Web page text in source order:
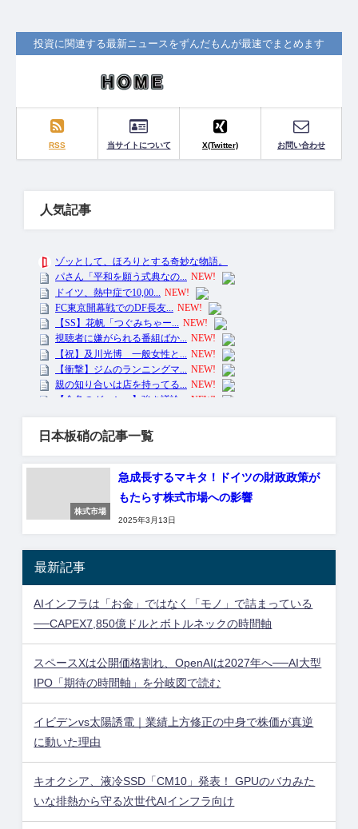
投資に関連する最新ニュースをずんだもんが最速でまとめます
RSS 当サイトについて X(Twitter) お問い合わせ
人気記事
日本板硝の記事一覧
株式市場
急成長するマキタ！ドイツの財政政策が
もたらす株式市場への影響
2025年3月13日
最新記事
AIインフラは「お金」ではなく「モノ」で詰まっている
──CAPEX7,850億ドルとボトルネックの時間軸
スペースXは公開価格割れ、OpenAIは2027年へ──AI大型
IPO「期待の時間軸」を分岐図で読む
イビデンvs太陽誘電｜業績上方修正の中身で株価が真逆
に動いた理由
キオクシア、液冷SSD「CM10」発表！ GPUのバカみた
いな排熱から守る次世代AIインフラ向け